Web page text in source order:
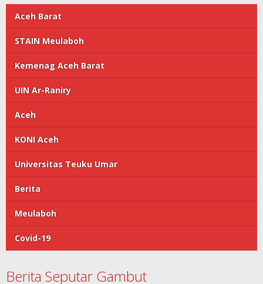
Aceh Barat
STAIN Meulaboh
Kemenag Aceh Barat
UIN Ar-Raniry
Aceh
KONI Aceh
Universitas Teuku Umar
Berita
Meulaboh
Covid-19
Berita Seputar Gambut